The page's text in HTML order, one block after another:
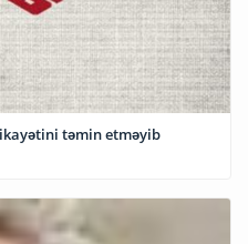
təmin etməyib